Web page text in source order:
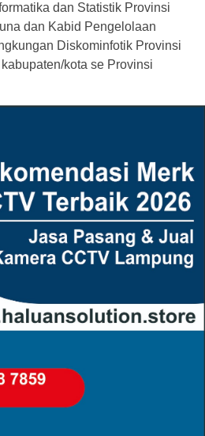
dan Statistik Provinsi
dan Kabid Pengelolaan
Diskominfotik Provinsi
kota se Provinsi